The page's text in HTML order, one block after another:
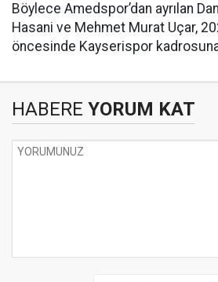
Böylece Amedspor’dan ayrılan
Hasani ve Mehmet Murat Uçar,
öncesinde Kayserispor kadrosuna
HABERE YORUM KAT